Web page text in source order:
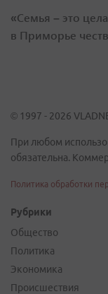
«Семья – это
в Приморье
© 1997 - 2026
При любом
обязательна.
Политика обработки
Рубрики
Общество
Политика
Экономика
Происшествия